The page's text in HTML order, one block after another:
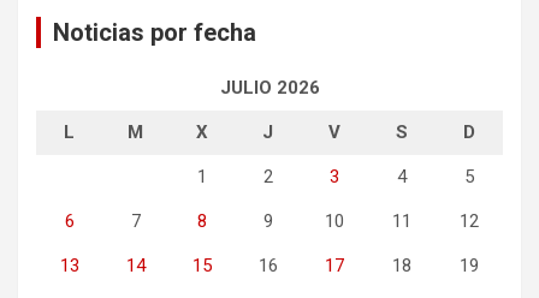
Noticias por fecha
JULIO 2026
L M X J V S D
1 2 3 4 5
6 7 8 9 10 11 12
13 14 15 16 17 18 19